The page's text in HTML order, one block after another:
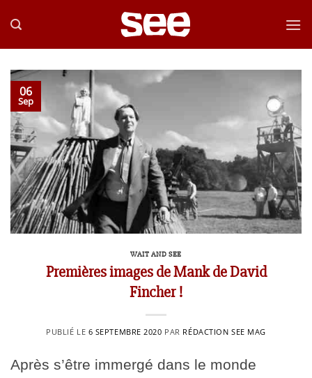
au
06
Sep
WAIT AND SEE
Premières images de Mank de David
Fincher !
PUBLIÉ LE 6 SEPTEMBRE 2020 PAR RÉDACTION SEE MAG
Après s’être immergé dans le monde